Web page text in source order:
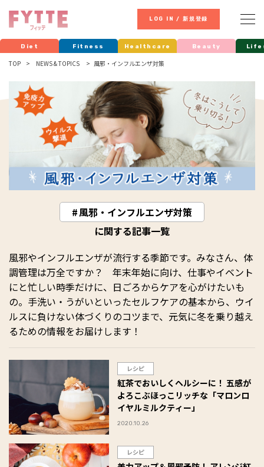
LOG IN / 新規登録
Diet Fitness Healthcare Beauty
TOP NEWS & TOPICS 風邪・インフルエンザ対策
風邪・インフルエンザ対策
に関する記事一覧
風邪やインフルエンザが流行する季節です。みなさん、体
調管理は万全ですか？ 年末年始に向け、仕事やイベント
にと忙しい時季だけに、日ごろからケアを心がけたいも
の。手洗い・うがいといったセルフケアの基本から、ウイ
ルスに負けない体づくりのコツまで、元気に冬を乗り越え
るための情報をお届けします！
レシピ
紅茶でおいしくヘルシーに！ 五感が
よろこぶほっこリッチな「マロンロ
イヤルミルクティー」
2020.10.26
レシピ